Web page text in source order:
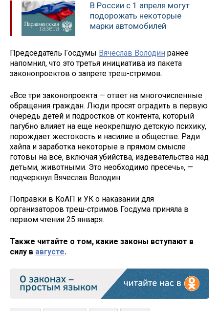
В России с 1 апреля могут
подорожать некоторые
марки автомобилей
Председатель Госдумы Вячеслав Володин ранее
напомнил, что это третья инициатива из пакета
законопроектов о запрете треш-стримов.
«Все три законопроекта — ответ на многочисленные
обращения граждан. Люди просят оградить в первую
очередь детей и подростков от контента, который
пагубно влияет на еще неокрепшую детскую психику,
порождает жестокость и насилие в обществе. Ради
хайпа и заработка некоторые в прямом смысле
готовы на все, включая убийства, издевательства над
детьми, животными. Это необходимо пресечь», —
подчеркнул Вячеслав Володин.
Поправки в КоАП и УК о наказании для
организаторов треш-стримов Госдума приняла в
первом чтении 25 января.
Также читайте о том, какие законы вступают в
силу в августе.